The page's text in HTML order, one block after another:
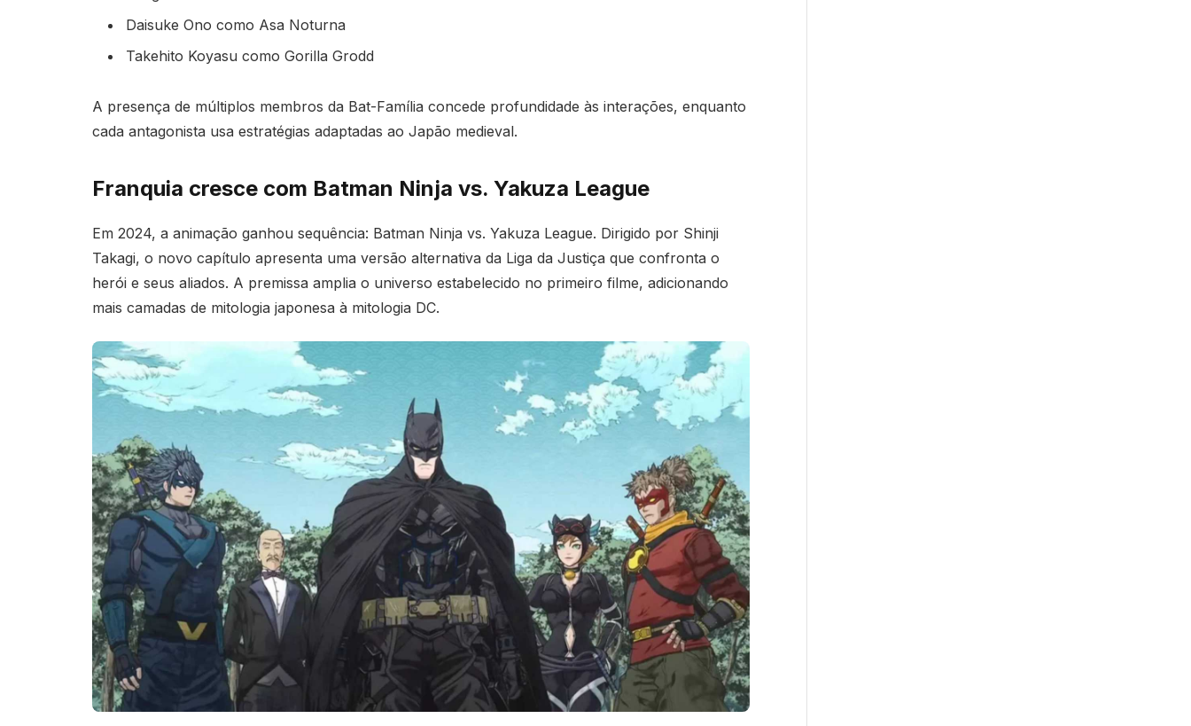
Daisuke Ono como Asa Noturna
Takehito Koyasu como Gorilla Grodd
A presença de múltiplos membros da Bat-Família concede profundidade às interações, enquanto
cada antagonista usa estratégias adaptadas ao Japão medieval.
Franquia cresce com Batman Ninja vs. Yakuza League
Em 2024, a animação ganhou sequência: Batman Ninja vs. Yakuza League. Dirigido por Shinji
Takagi, o novo capítulo apresenta uma versão alternativa da Liga da Justiça que confronta o
herói e seus aliados. A premissa amplia o universo estabelecido no primeiro filme, adicionando
mais camadas de mitologia japonesa à mitologia DC.